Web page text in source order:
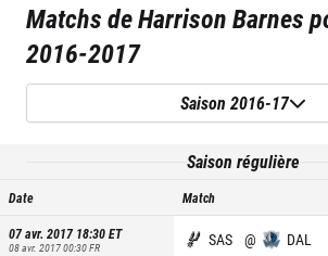
Matchs deHarrison Barnes
2016-2017
Saison 2016-17
Saison régulière
Date Match
07 avr. 2017 18:30ET
08 avr. 2017 00:30FR SAS @ DAL